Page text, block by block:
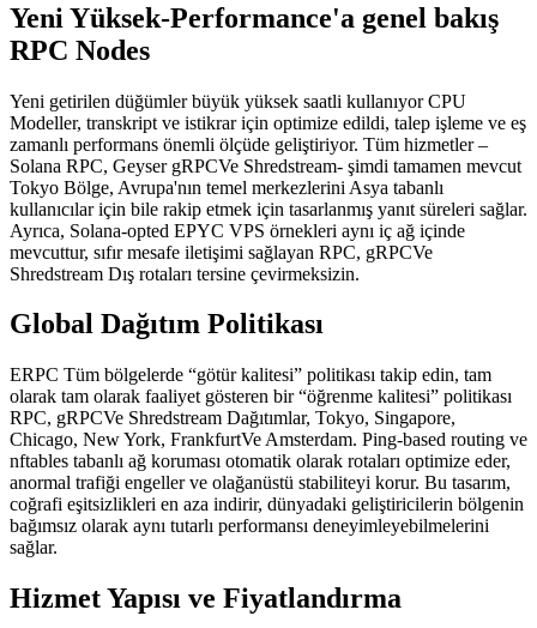
Yeni Yüksek-Performance'a genel bakış
RPC Nodes
Yeni getirilen düğümler büyük yüksek saatli kullanıyor CPU
Modeller, transkript ve istikrar için optimize edildi, talep işleme ve eş
zamanlı performans önemli ölçüde geliştiriyor. Tüm hizmetler –
Solana RPC, Geyser gRPCVe Shredstream- şimdi tamamen mevcut
Tokyo Bölge, Avrupa'nın temel merkezlerini Asya tabanlı
kullanıcılar için bile rakip etmek için tasarlanmış yanıt süreleri sağlar.
Ayrıca, Solana-opted EPYC VPS örnekleri aynı iç ağ içinde
mevcuttur, sıfır mesafe iletişimi sağlayan RPC, gRPCVe
Shredstream Dış rotaları tersine çevirmeksizin.
Global Dağıtım Politikası
ERPC Tüm bölgelerde “götür kalitesi” politikası takip edin, tam
olarak tam olarak faaliyet gösteren bir “öğrenme kalitesi” politikası
RPC, gRPCVe Shredstream Dağıtımlar, Tokyo, Singapore,
Chicago, New York, FrankfurtVe Amsterdam. Ping-based routing ve
nftables tabanlı ağ koruması otomatik olarak rotaları optimize eder,
anormal trafiği engeller ve olağanüstü stabiliteyi korur. Bu tasarım,
coğrafi eşitsizlikleri en aza indirir, dünyadaki geliştiricilerin bölgenin
bağımsız olarak aynı tutarlı performansı deneyimleyebilmelerini
sağlar.
Hizmet Yapısı ve Fiyatlandırma